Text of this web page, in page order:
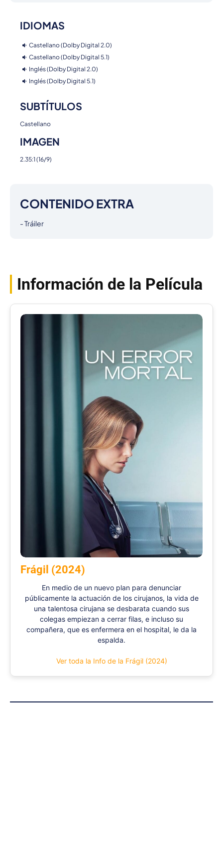
IDIOMAS
Castellano (Dolby Digital 2.0)
Castellano (Dolby Digital 5.1)
Inglés (Dolby Digital 2.0)
Inglés (Dolby Digital 5.1)
SUBTÍTULOS
Castellano
IMAGEN
2.35:1 (16/9)
CONTENIDO EXTRA
- Tráiler
Información de la Película
Frágil (2024)
En medio de un nuevo plan para denunciar
públicamente la actuación de los cirujanos, la vida de
una talentosa cirujana se desbarata cuando sus
colegas empiezan a cerrar filas, e incluso su
compañera, que es enfermera en el hospital, le da la
espalda.
Ver toda la Info de la Frágil (2024)